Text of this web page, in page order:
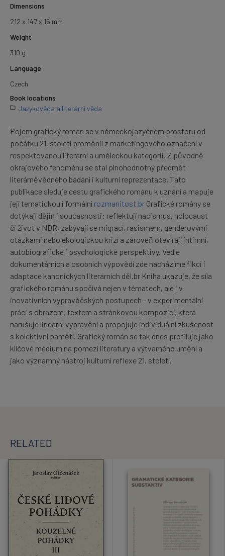
Dimensions
212 x 147 x 16 mm
Weight
310 g
Language
Czech
Book locations
Jazykověda a literární věda
Pojem grafický román se v německojazyčném prostoru od
počátku 21. století proměnil z marketingového označení v
respektovanou literární a uměleckou kategorii. Z původně
okrajového fenoménu se stal plnohodnotný předmět
literárněvědného bádání i kulturní reprezentace. Tato
publikace sleduje cestu grafického románu k uznání a mapuje
její tematickou i formální rozmanitost.br Grafické romány se
dotýkají dějin i současnosti: reflektují nacismus, holocaust
či život v NDR, zabývají se migrací, rasismem, genderovými
otázkami nebo ekologickou krizí a zároveň otevírají intimní,
autobiografické i psychologické perspektivy. Vedle
dokumentárních a osobních výpovědí zde nacházíme fikci i
adaptace kanonických literárních děl.br Kniha ukazuje, že síla
grafického románu spočívá nejen v tématech, ale i v
inovativních vypravěčských postupech - v experimentální
práci s obrazem, textem a stránkovou kompozicí, která
narušuje lineární vyprávění a propojuje individuální zkušenost
s kolektivní pamětí. Grafický román se tak dnes profiluje jako
klíčové médium na pomezí literatury a výtvarného umění a
jako významný nástroj kulturní reflexe 21. století.
RELATED